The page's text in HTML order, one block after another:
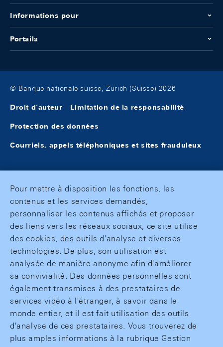
Informations pour
Portails
© Banque nationale suisse, Zurich (Suisse) 2026
Droit d'auteur Limitation de la responsabilité
Protection des données
Courriels, appels téléphoniques et sites frauduleux
Pour mettre à disposition les fonctions, les
contenus et les services demandés,
personnaliser les contenus affichés et proposer
des liens vers les réseaux sociaux, ce site utilise
des cookies, des outils d'analyse et diverses
technologies. De plus, son utilisation est
analysée de manière anonyme afin d'améliorer
sa convivialité. Des données personnelles sont
également transmises à des prestataires de
services vidéo à l'étranger, à savoir dans le
monde entier, et il est fait utilisation des outils
d'analyse de ces prestataires. Vous trouverez de
plus amples informations à la rubrique Gestion